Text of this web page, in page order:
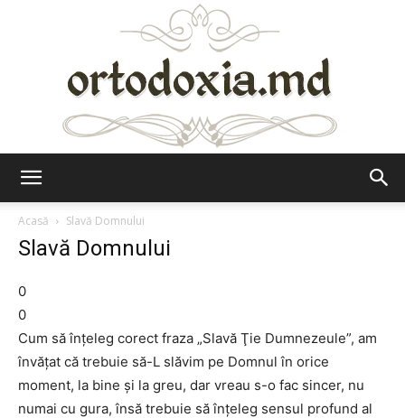
Acasă
Slavă Domnului
Slavă Domnului
0
0
Cum să înţeleg corect fraza „Slavă Ţie Dumnezeule”, am
învăţat că trebuie să-L slăvim pe Domnul în orice
moment, la bine şi la greu, dar vreau s-o fac sincer, nu
numai cu gura, însă trebuie să înţeleg sensul profund al